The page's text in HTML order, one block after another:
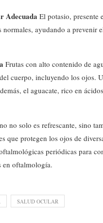
Adecuada El potasio, presente
ayudando a prevenir
Frutas con alto contenido de
cuerpo, incluyendo los ojos.
el aguacate, rico en
no solo es refrescante, sino
que protegen los ojos de
periódicas para
en oftalmología.
SALUD OCULAR